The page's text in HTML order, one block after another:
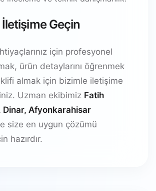
Geçin
için profesyonel
ürün detaylarını öğrenmek
almak için bizimle iletişime
Uzman ekibimiz Fatih
Dinar, Afyonkarahisar
size en uygun çözümü
hazırdır.